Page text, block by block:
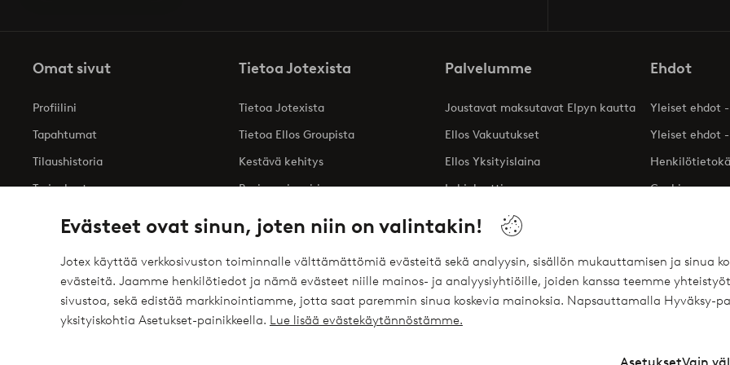
Evästeet ovat sinun, joten niin on valintakin!
Jotex käyttää verkkosivuston toiminnalle välttämättömiä evästeitä sekä analyysin, sisällön mukauttamisen ja sinua
evästeitä. Jaamme henkilötiedot ja nämä evästeet niille mainos- ja analyysiyhtiöille, joiden kanssa teemme
sivustoa, sekä edistää markkinointiamme, jotta saat paremmin sinua koskevia mainoksia. Napsauttamalla Hyväksy-
yksityiskohtia Asetukset-painikkeella. Lue lisää evästekäytännöstämme.
Omat sivut
Profiilini
Tapahtumat
Tilaushistoria
Tarjoukset
Tietoa Jotexista
Tietoa Jotexista
Tietoa Ellos Groupista
Kestävä kehitys
Business inquiries
Saavutettavuusseloste
Palvelumme
Joustavat maksutavat Elpyn kautta
Ellos Vakuutukset
Ellos Yksityislaina
Lahjakortti
Ehdot
Yleiset ehdot
Yleiset ehdot
Cookies
Turvalliset maksut – maksa nyt tai erissä
Haluatko tietää ? elpy